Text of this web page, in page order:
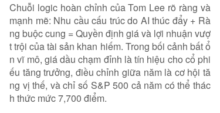
Chuỗi logic hoàn chỉnh của Tom Lee rõ ràng và
mạnh mẽ: Nhu cầu cấu trúc do AI thúc đẩy + Rà
ng buộc cung = Quyền định giá và lợi nhuận vượ
t trội của tài sản khan hiếm. Trong bối cảnh bất ổ
n vĩ mô, giá dầu chạm đỉnh là tín hiệu cho cổ phi
ếu tăng trưởng, điều chỉnh giữa năm là cơ hội tă
ng vị thế, và chỉ số S&P 500 cả năm có thể thác
h thức mức 7,700 điểm.